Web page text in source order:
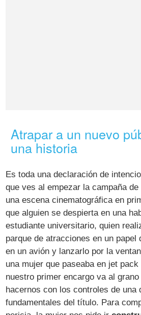
Atrapar a un nuevo
una historia
Es toda una declaración de
que ves al empezar la campaña de
una escena cinematográfica en
que alguien se despierta en una
estudiante universitario, quien
parque de atracciones en un
en un avión y lanzarlo por la
una mujer que paseaba en jet
nuestro primer encargo va al
hacernos con los controles de una
fundamentales del título. Para